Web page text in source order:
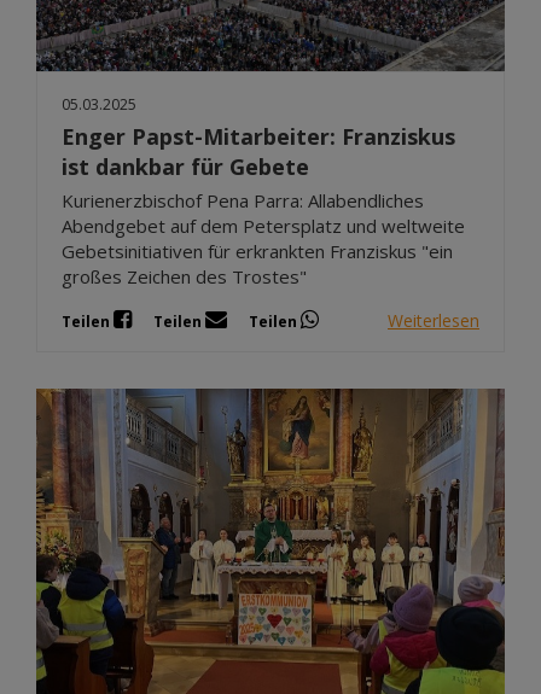
05.03.2025
Enger Papst-Mitarbeiter: Franziskus
ist dankbar für Gebete
Kurienerzbischof Pena Parra: Allabendliches
Abendgebet auf dem Petersplatz und weltweite
Gebetsinitiativen für erkrankten Franziskus "ein
großes Zeichen des Trostes"
Teilen Teilen Teilen Weiterlesen